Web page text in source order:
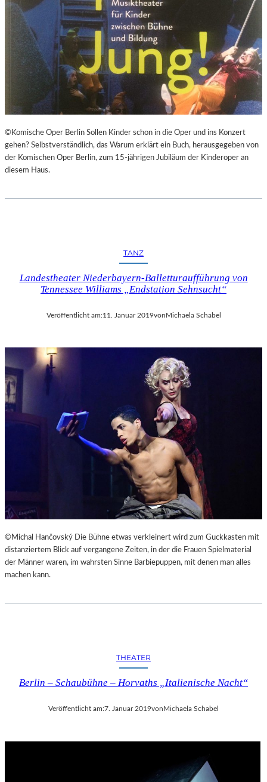
©Komische Oper Berlin Sollen Kinder schon in die Oper und ins Konzert
gehen? Selbstverständlich, das Warum erklärt ein Buch, herausgegeben von
der Komischen Oper Berlin, zum 15-jährigen Jubiläum der Kinderoper an
diesem Haus.
TANZ
Landestheater Niederbayern-Balletturaufführung von
Tennessee Williams „Endstation Sehnsucht“
Veröffentlicht am:11. Januar 2019vonMichaela Schabel
©Michal Hančovský Die Bühne etwas verkleinert wird zum Guckkasten mit
distanziertem Blick auf vergangene Zeiten, in der die Frauen Spielmaterial
der Männer waren, im wahrsten Sinne Barbiepuppen, mit denen man alles
machen kann.
THEATER
Berlin – Schaubühne – Horvaths „Italienische Nacht“
Veröffentlicht am:7. Januar 2019von Michaela Schabel